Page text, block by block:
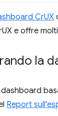
CrUX
e offre
la
Report